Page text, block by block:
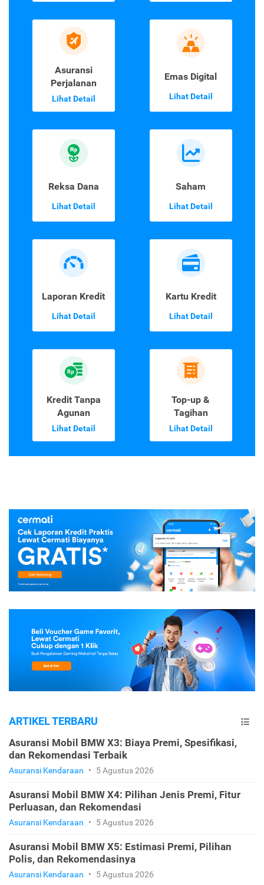
Asuransi
Perjalanan
Lihat Detail
Emas Digital
Lihat Detail
Reksa Dana
Lihat Detail
Saham
Lihat Detail
Laporan Kredit
Lihat Detail
Kartu Kredit
Lihat Detail
Kredit Tanpa
Agunan
Lihat Detail
Top-up &
Tagihan
Lihat Detail
ARTIKEL TERBARU
Asuransi Mobil BMW X3: Biaya Premi, Spesifikasi,
dan Rekomendasi Terbaik
Asuransi Kendaraan • 5 Agustus 2026
Asuransi Mobil BMW X4: Pilihan Jenis Premi, Fitur
Perluasan, dan Rekomendasi
Asuransi Kendaraan • 5 Agustus 2026
Asuransi Mobil BMW X5: Estimasi Premi, Pilihan
Polis, dan Rekomendasinya
Asuransi Kendaraan • 5 Agustus 2026